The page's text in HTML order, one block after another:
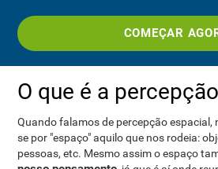
COMEÇAR
O que é a
Quando falamos de percepção espacial,
se por "espaço" aquilo que nos rodeia:
pessoas, etc. Mesmo assim o espaço